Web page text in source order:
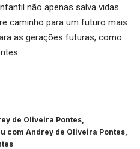
não apenas salva vidas
caminho para um futuro mais
as gerações futuras, como
de Oliveira Pontes
com Andrey de Oliveira Pontes